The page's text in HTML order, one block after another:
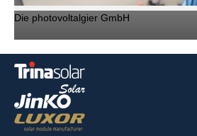
Die photovoltalgier GmbH